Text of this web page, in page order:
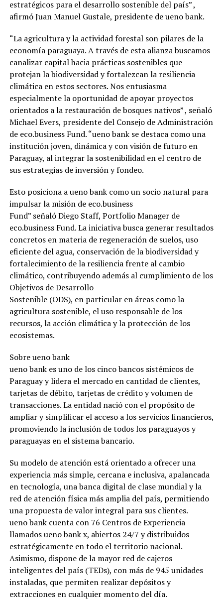
estratégicos para el desarrollo sostenible del país” ,
afirmó Juan Manuel Gustale, presidente de ueno bank.
“La agricultura y la actividad forestal son pilares de la
economía paraguaya. A través de esta alianza buscamos
canalizar capital hacia prácticas sostenibles que
protejan la biodiversidad y fortalezcan la resiliencia
climática en estos sectores. Nos entusiasma
especialmente la oportunidad de apoyar proyectos
orientados a la restauración de bosques nativos” , señaló
Michael Evers, presidente del Consejo de Administración
de eco.business Fund. “ueno bank se destaca como una
institución joven, dinámica y con visión de futuro en
Paraguay, al integrar la sostenibilidad en el centro de
sus estrategias de inversión y fondeo.
Esto posiciona a ueno bank como un socio natural para
impulsar la misión de eco.business
Fund” señaló Diego Staff, Portfolio Manager de
eco.business Fund. La iniciativa busca generar resultados
concretos en materia de regeneración de suelos, uso
eficiente del agua, conservación de la biodiversidad y
fortalecimiento de la resiliencia frente al cambio
climático, contribuyendo además al cumplimiento de los
Objetivos de Desarrollo
Sostenible (ODS), en particular en áreas como la
agricultura sostenible, el uso responsable de los
recursos, la acción climática y la protección de los
ecosistemas.
Sobre ueno bank
ueno bank es uno de los cinco bancos sistémicos de
Paraguay y lidera el mercado en cantidad de clientes,
tarjetas de débito, tarjetas de crédito y volumen de
transacciones. La entidad nació con el propósito de
ampliar y simplificar el acceso a los servicios financieros,
promoviendo la inclusión de todos los paraguayos y
paraguayas en el sistema bancario.
Su modelo de atención está orientado a ofrecer una
experiencia más simple, cercana e inclusiva, apalancada
en tecnología, una banca digital de clase mundial y la
red de atención física más amplia del país, permitiendo
una propuesta de valor integral para sus clientes.
ueno bank cuenta con 76 Centros de Experiencia
llamados ueno bank x, abiertos 24/7 y distribuidos
estratégicamente en todo el territorio nacional.
Asimismo, dispone de la mayor red de cajeros
inteligentes del país (TEDs), con más de 945 unidades
instaladas, que permiten realizar depósitos y
extracciones en cualquier momento del día.